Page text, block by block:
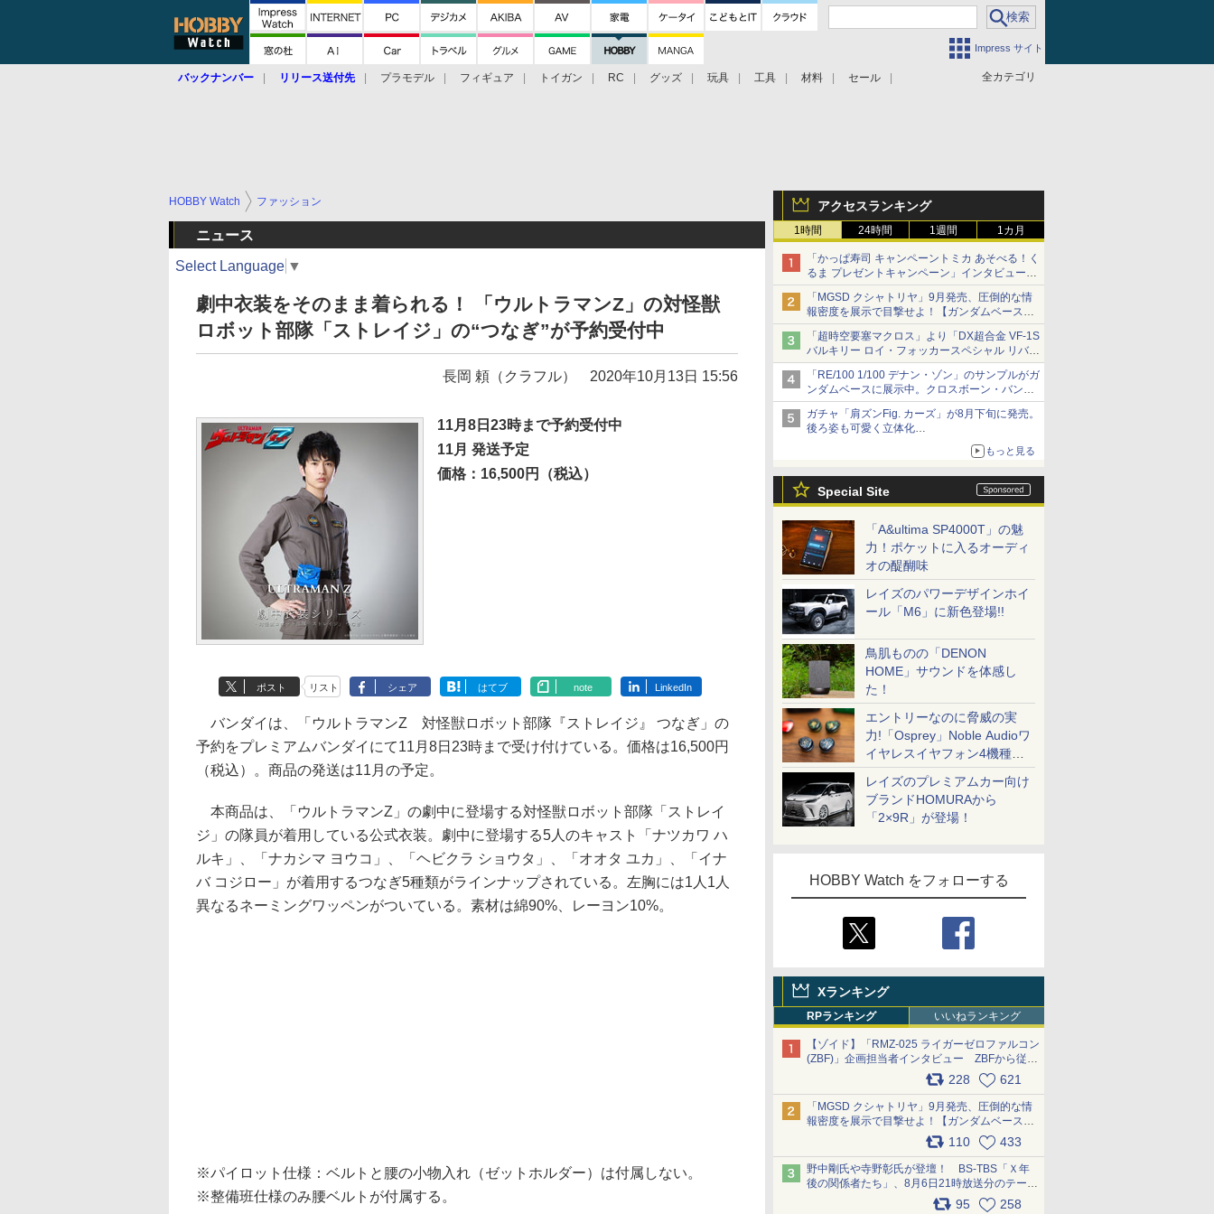
Impress サイト
全カテゴリ
バックナンバー リリース送付先 プラモデル フィギュア トイガン RC グッズ 玩具 工具 材料 セール
アクセスランキング
1時間 24時間 1週間 1カ月
「かっぱ寿司 キャンペーントミカ あそべる！く
るま プレゼントキャンペーン」インタビュー
子どもが楽しめるかっぱ寿司ならではの体験と
コラボの楽しさを追求
「MGSD クシャトリヤ」9月発売、圧倒的な情
報密度を展示で目撃せよ！【ガンダムベース撮
り下ろし】
「超時空要塞マクロス」より「DX超合金 VF-1S
バルキリー ロイ・フォッカースペシャル リバイ
バルVer.」本日発売！
「RE/100 1/100 デナン・ゾン」のサンプルがガ
ンダムベースに展示中。クロスボーン・バンガ
ードの制式量産機が間もなく発送【ガンダムベ
ース撮り下ろし】
ガチャ「肩ズンFig. カーズ」が8月下旬に発売。
後ろ姿も可愛く立体化
ライトニング・マックィーンやメーターなど4
もっと見る
Special Site
「A&ultima SP4000T」の魅
力！ポケットに入るオーディ
オの醍醐味
レイズのパワーデザインホイ
ール「M6」に新色登場!!
鳥肌ものの「DENON
HOME」サウンドを体感し
た！
エントリーなのに脅威の実
力!「Osprey」Noble Audioワ
イヤレスイヤフォン4機種を
一気に聴く
レイズのプレミアムカー向け
ブランドHOMURAから
「2×9R」が登場！
HOBBY Watch をフォローする
Xランキング
RPランキング いいねランキング
【ゾイド】「RMZ-025 ライガーゼロファルコン
(ZBF)」企画担当者インタビュー ZBFから従来
デザインまで再現可能なボリューム満点のキッ
ト pic.x.com/6zOqQAQKkX
228 621
「MGSD クシャトリヤ」9月発売、圧倒的な情
報密度を展示で目撃せよ！【ガンダムベース撮
り下ろし】 pic.x.com/3rPjsfk7qZ
110 433
野中剛氏や寺野彰氏が登壇！ BS-TBS「Ｘ年
後の関係者たち」、8月6日21時放送分のテーマ
は「超合金」！ pic.x.com/uWyt1uyuFm
95 258
HOBBY Watch ファッション
ニュース
Select Language ▼
劇中衣装をそのまま着られる！ 「ウルトラマンZ」の対怪獣
ロボット部隊「ストレイジ」の“つなぎ”が予約受付中
長岡 頼（クラフル） 2020年10月13日 15:56
11月8日23時まで予約受付中
11月 発送予定
価格：16,500円（税込）
ポスト リスト シェア はてブ note LinkedIn
バンダイは、「ウルトラマンZ 対怪獣ロボット部隊『ストレイジ』 つなぎ」の
予約をプレミアムバンダイにて11月8日23時まで受け付けている。価格は16,500円
（税込）。商品の発送は11月の予定。
本商品は、「ウルトラマンZ」の劇中に登場する対怪獣ロボット部隊「ストレイ
ジ」の隊員が着用している公式衣装。劇中に登場する5人のキャスト「ナツカワ ハ
ルキ」、「ナカシマ ヨウコ」、「ヘビクラ ショウタ」、「オオタ ユカ」、「イナ
バ コジロー」が着用するつなぎ5種類がラインナップされている。左胸には1人1人
異なるネーミングワッペンがついている。素材は綿90%、レーヨン10%。
※パイロット仕様：ベルトと腰の小物入れ（ゼットホルダー）は付属しない。
※整備班仕様のみ腰ベルトが付属する。